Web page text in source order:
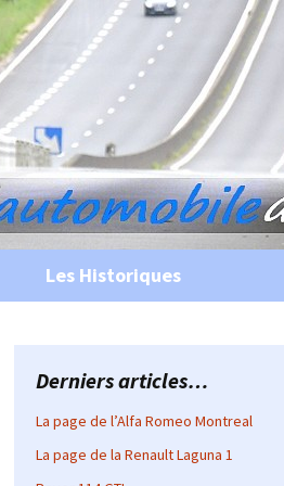
Les Historiques
Derniers articles…
La page de l’Alfa Romeo Montreal
La page de la Renault Laguna 1